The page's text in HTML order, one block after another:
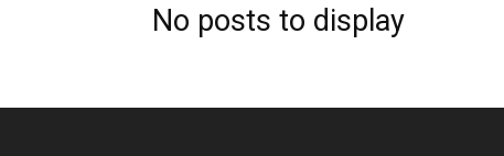
No posts to display